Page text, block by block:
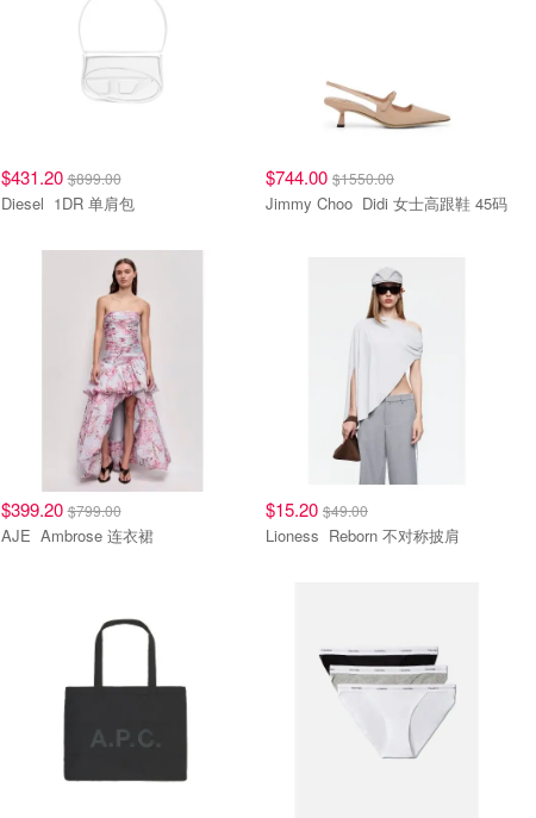
$431.20$899.00
Diesel 1DR 单肩包
$744.00 $1550.00
Jimmy Choo Didi 女士高跟鞋 45码
$399.20$799.00
AJE Ambrose 连衣裙
$15.20 $49.00
Lioness Reborn 不对称披肩